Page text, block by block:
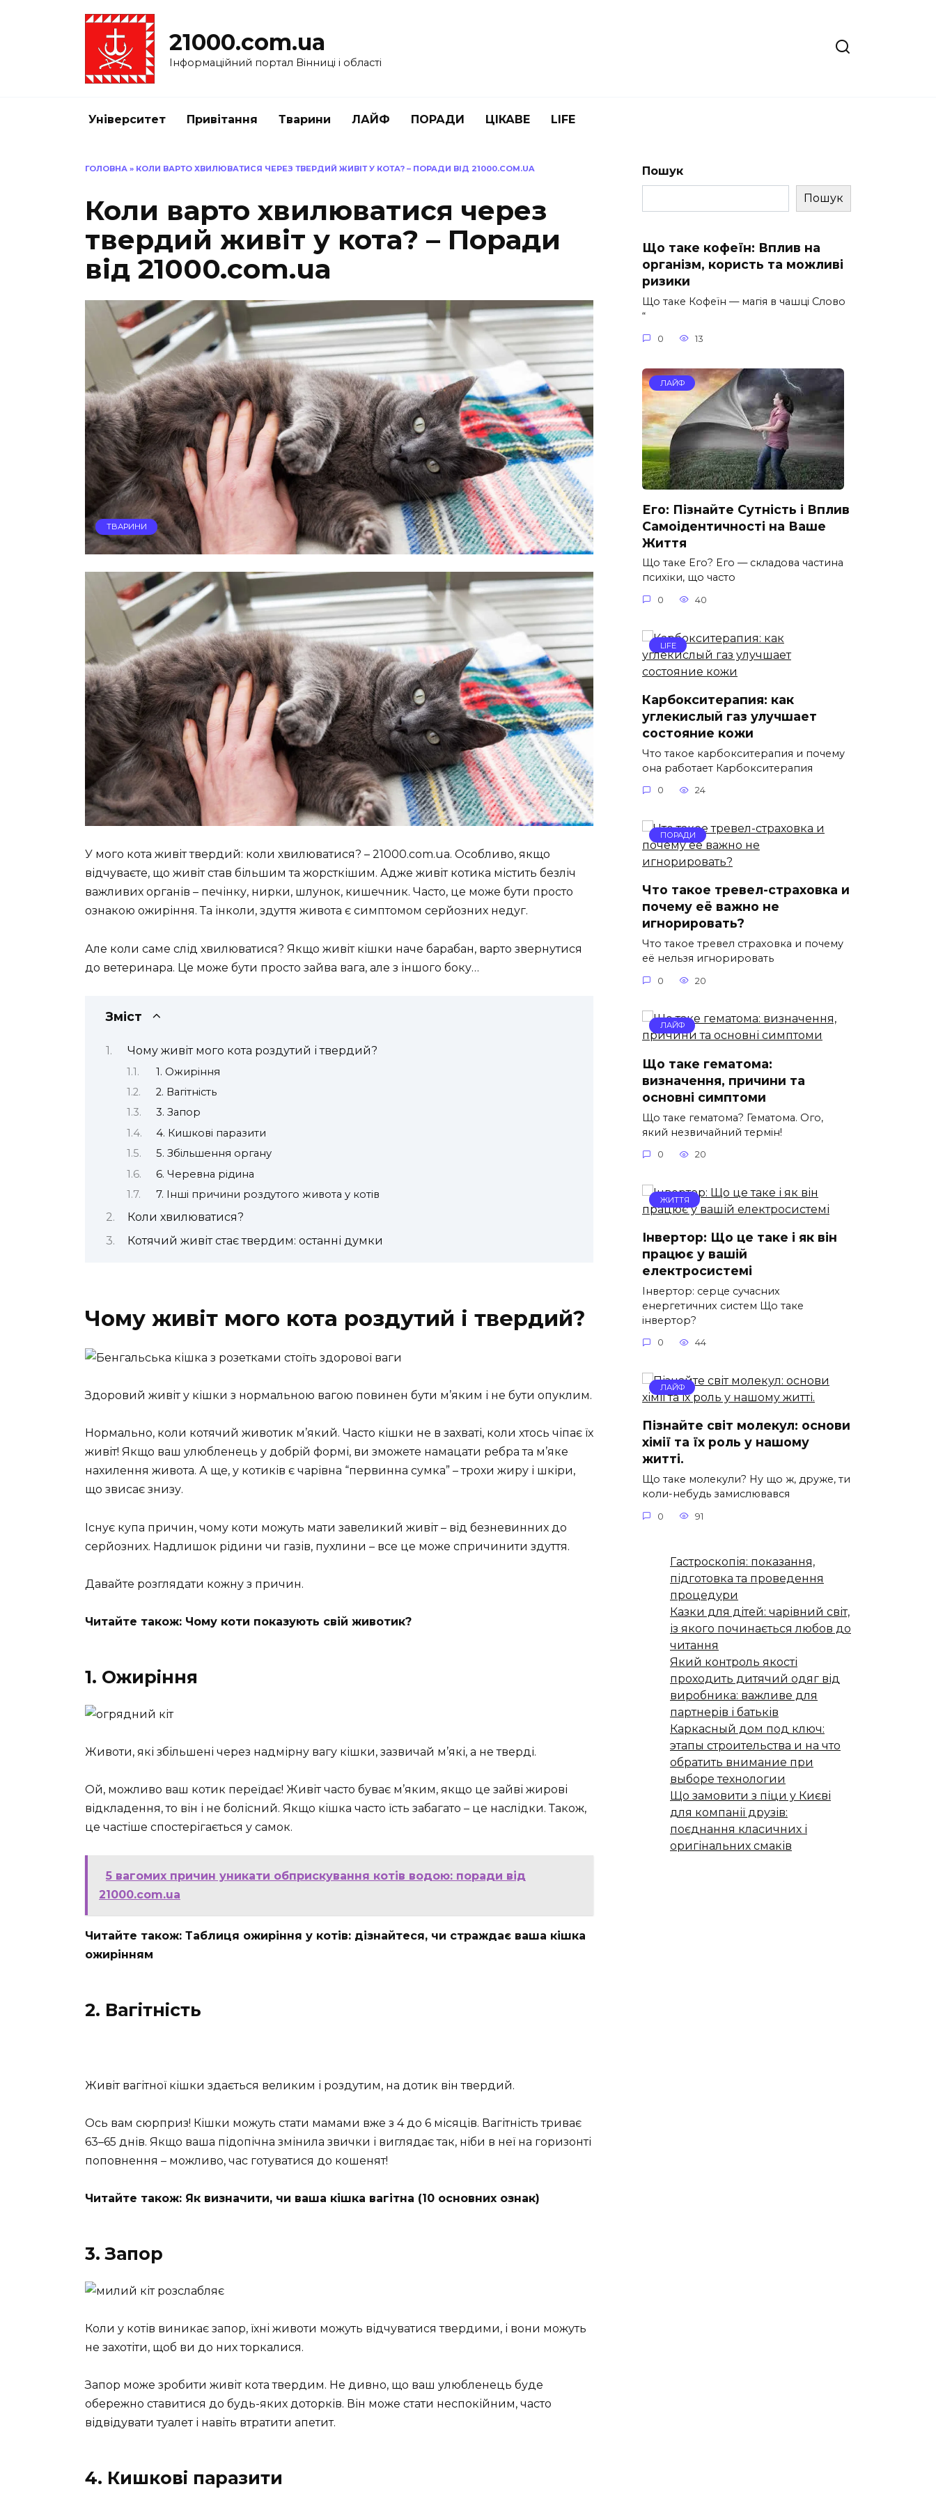
21000.com.ua
Інформаційний портал Вінниці і області
Університет Привітання Тварини ЛАЙФ ПОРАДИ ЦІКАВЕ LIFE
ГОЛОВНА » КОЛИ ВАРТО ХВИЛЮВАТИСЯ ЧЕРЕЗ ТВЕРДИЙ ЖИВІТ У КОТА? – ПОРАДИ ВІД 21000.COM.UA
Коли варто хвилюватися через
твердий живіт у кота? – Поради
від 21000.com.ua
ТВАРИНИ
У мого кота живіт твердий: коли хвилюватися? – 21000.com.ua. Особливо, якщо
відчуваєте, що живіт став більшим та жорсткішим. Адже живіт котика містить безліч
важливих органів – печінку, нирки, шлунок, кишечник. Часто, це може бути просто
ознакою ожиріння. Та інколи, здуття живота є симптомом серйозних недуг.
Але коли саме слід хвилюватися? Якщо живіт кішки наче барабан, варто звернутися
до ветеринара. Це може бути просто зайва вага, але з іншого боку…
Зміст
Чому живіт мого кота роздутий і твердий?
1. Ожиріння
2. Вагітність
3. Запор
4. Кишкові паразити
5. Збільшення органу
6. Черевна рідина
7. Інші причини роздутого живота у котів
Коли хвилюватися?
Котячий живіт стає твердим: останні думки
Чому живіт мого кота роздутий і твердий?
Здоровий живіт у кішки з нормальною вагою повинен бути м’яким і не бути опуклим.
Нормально, коли котячий животик м’який. Часто кішки не в захваті, коли хтось чіпає їх
живіт! Якщо ваш улюбленець у добрій формі, ви зможете намацати ребра та м’яке
нахилення живота. А ще, у котиків є чарівна “первинна сумка” – трохи жиру і шкіри,
що звисає знизу.
Існує купа причин, чому коти можуть мати завеликий живіт – від безневинних до
серйозних. Надлишок рідини чи газів, пухлини – все це може спричинити здуття.
Давайте розглядати кожну з причин.
Читайте також: Чому коти показують свій животик?
1. Ожиріння
Животи, які збільшені через надмірну вагу кішки, зазвичай м’які, а не тверді.
Ой, можливо ваш котик переїдає! Живіт часто буває м’яким, якщо це зайві жирові
відкладення, то він і не болісний. Якщо кішка часто їсть забагато – це наслідки. Також,
це частіше спостерігається у самок.
5 вагомих причин уникати обприскування котів водою: поради від
21000.com.ua
Читайте також: Таблиця ожиріння у котів: дізнайтеся, чи страждає ваша кішка
ожирінням
2. Вагітність
Живіт вагітної кішки здається великим і роздутим, на дотик він твердий.
Ось вам сюрприз! Кішки можуть стати мамами вже з 4 до 6 місяців. Вагітність триває
63–65 днів. Якщо ваша підопічна змінила звички і виглядає так, ніби в неї на горизонті
поповнення – можливо, час готуватися до кошенят!
Читайте також: Як визначити, чи ваша кішка вагітна (10 основних ознак)
3. Запор
Коли у котів виникає запор, їхні животи можуть відчуватися твердими, і вони можуть
не захотіти, щоб ви до них торкалися.
Запор може зробити живіт кота твердим. Не дивно, що ваш улюбленець буде
обережно ставитися до будь-яких доторків. Він може стати неспокійним, часто
відвідувати туалет і навіть втратити апетит.
4. Кишкові паразити
Пошук
Пошук
Що таке кофеїн: Вплив на
організм, користь та можливі
ризики
Що таке Кофеїн — магія в чашці Слово
“
0 13
ЛАЙФ
Его: Пізнайте Сутність і Вплив
Самоідентичності на Ваше
Життя
Що таке Его? Его — складова частина
психіки, що часто
0 40
LIFE
Карбокситерапия: как
углекислый газ улучшает
состояние кожи
Что такое карбокситерапия и почему
она работает Карбокситерапия
0 24
ПОРАДИ
Что такое тревел-страховка и
почему её важно не
игнорировать?
Что такое тревел страховка и почему
её нельзя игнорировать
0 20
ЛАЙФ
Що таке гематома:
визначення, причини та
основні симптоми
Що таке гематома? Гематома. Ого,
який незвичайний термін!
0 20
ЖИТТЯ
Інвертор: Що це таке і як він
працює у вашій
електросистемі
Інвертор: серце сучасних
енергетичних систем Що таке
інвертор?
0 44
ЛАЙФ
Пізнайте світ молекул: основи
хімії та їх роль у нашому
житті.
Що таке молекули? Ну що ж, друже, ти
коли-небудь замислювався
0 91
Гастроскопія: показання,
підготовка та проведення
процедури
Казки для дітей: чарівний світ,
із якого починається любов до
читання
Який контроль якості
проходить дитячий одяг від
виробника: важливе для
партнерів і батьків
Каркасный дом под ключ:
этапы строительства и на что
обратить внимание при
выборе технологии
Що замовити з піци у Києві
для компанії друзів:
поєднання класичних і
оригінальних смаків